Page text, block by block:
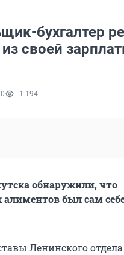
бухгалтер
своей
1 194
обнаружили, что
был сам
Ленинского